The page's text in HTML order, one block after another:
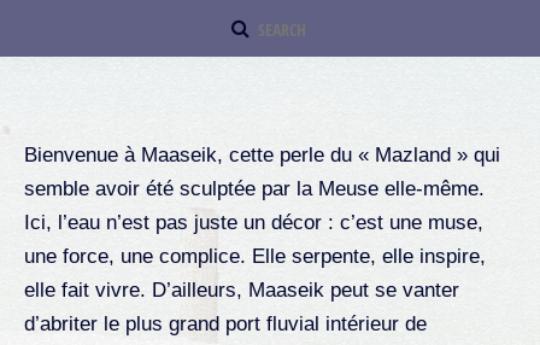
Bienvenue à Maaseik, cette perle du « Mazland » qui
semble avoir été sculptée par la Meuse elle-même.
Ici, l’eau n’est pas juste un décor : c’est une muse,
une force, une complice. Elle serpente, elle inspire,
elle fait vivre. D’ailleurs, Maaseik peut se vanter
d’abriter le plus grand port fluvial intérieur de